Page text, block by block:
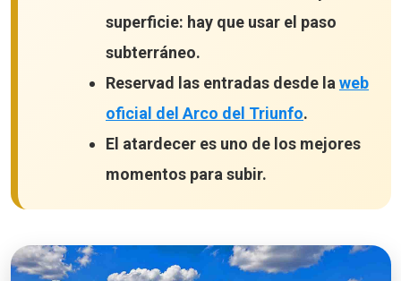
superficie: hay que usar el paso
subterráneo.
Reservad las entradas desde la web
oficial del Arco del Triunfo.
El atardecer es uno de los mejores
momentos para subir.